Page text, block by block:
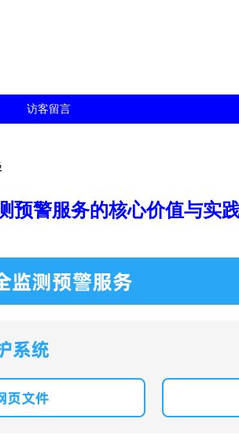
访客留言
预警服务的核心价值与实